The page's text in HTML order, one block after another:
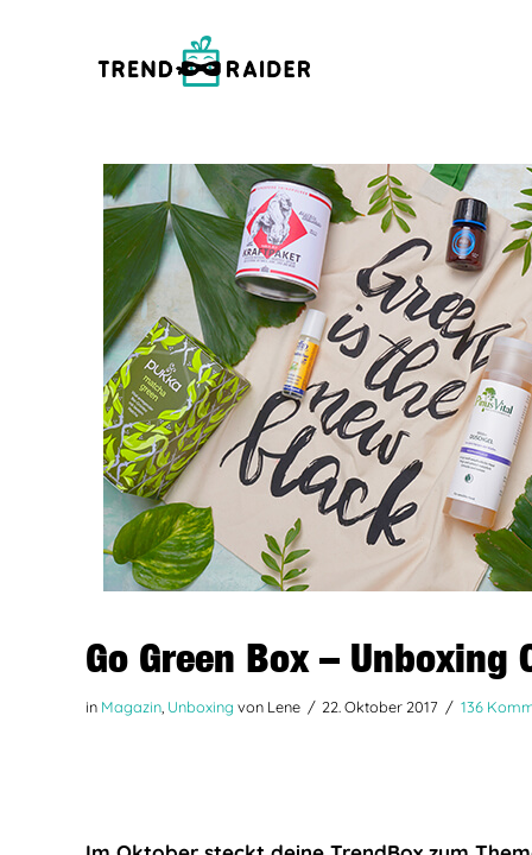
Go Green Box – Unboxing
in Magazin, Unboxing von Lene 22. Oktober 2017 136